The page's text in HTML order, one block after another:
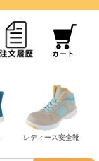
レディース安全靴